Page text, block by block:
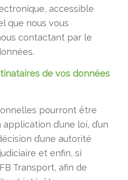
accessible
que nous vous
contactant par le
de vos données
pourront être
d’une loi, d’un
d’une autorité
et enfin, si
Transport, afin de